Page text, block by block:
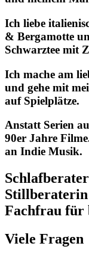
Ich liebe
& Bergamotte
Schwarztee mit
Ich mache am
und gehe mit
auf Spielplätze.
Anstatt Serien
90er Jahre
an Indie Musik.
Fachfrau für
Viele Fragen